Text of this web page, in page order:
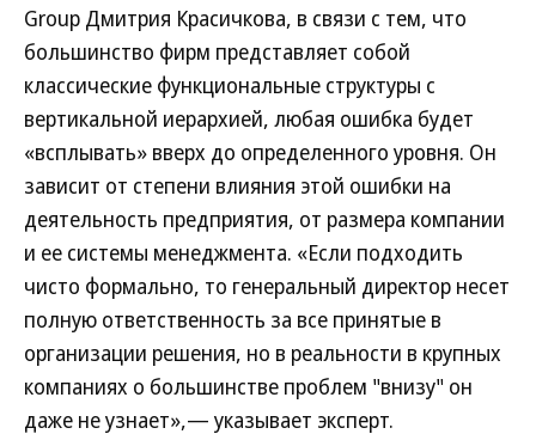
Group Дмитрия Красичкова, в связи с тем, что
большинство фирм представляет собой
классические функциональные структуры с
вертикальной иерархией, любая ошибка будет
«всплывать» вверх до определенного уровня. Он
зависит от степени влияния этой ошибки на
деятельность предприятия, от размера компании
и ее системы менеджмента. «Если подходить
чисто формально, то генеральный директор несет
полную ответственность за все принятые в
организации решения, но в реальности в крупных
компаниях о большинстве проблем "внизу" он
даже не узнает»,— указывает эксперт.